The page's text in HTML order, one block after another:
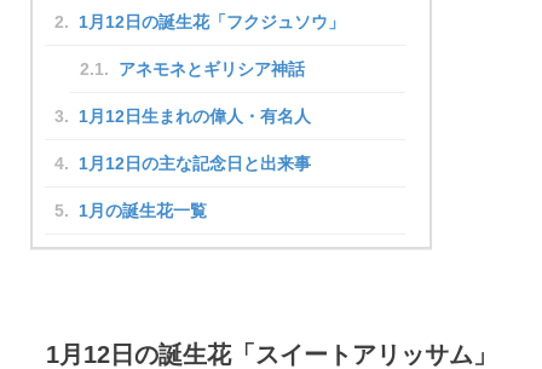
1月12日の誕生花「フクジュソウ」
アネモネとギリシア神話
1月12日生まれの偉人・有名人
1月12日の主な記念日と出来事
1月の誕生花一覧
1月12日の誕生花「スイートアリッサム」